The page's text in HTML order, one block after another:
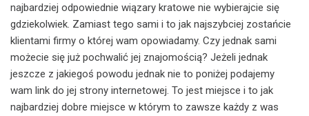
najbardziej odpowiednie wiązary kratowe nie wybierajcie się
gdziekolwiek. Zamiast tego sami i to jak najszybciej zostańcie
klientami firmy o której wam opowiadamy. Czy jednak sami
możecie się już pochwalić jej znajomością? Jeżeli jednak
jeszcze z jakiegoś powodu jednak nie to poniżej podajemy
wam link do jej strony internetowej. To jest miejsce i to jak
najbardziej dobre miejsce w którym to zawsze każdy z was